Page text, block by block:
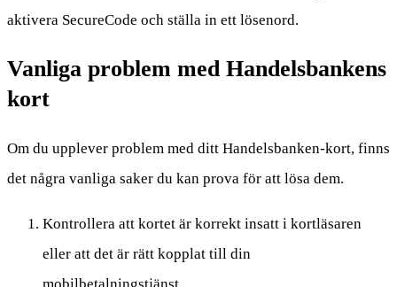
aktivera SecureCode och ställa in ett lösenord.
Vanliga problem med Handelsbankens
kort
Om du upplever problem med ditt Handelsbanken-kort, finns
det några vanliga saker du kan prova för att lösa dem.
Kontrollera att kortet är korrekt insatt i kortläsaren
eller att det är rätt kopplat till din
mobilbetalningstjänst.